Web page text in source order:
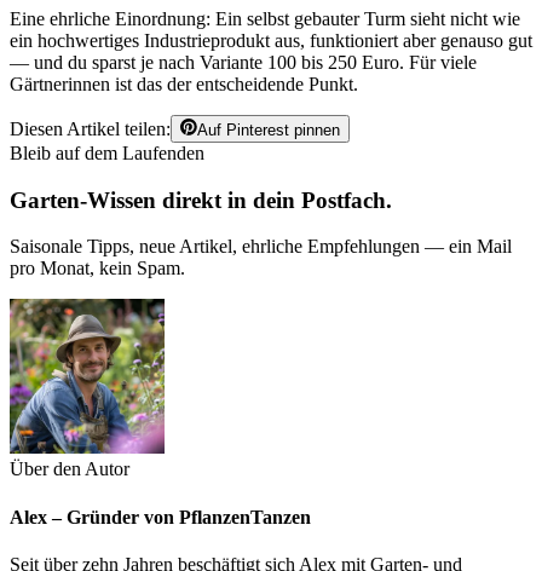
Eine ehrliche Einordnung: Ein selbst gebauter Turm sieht nicht wie
ein hochwertiges Industrieprodukt aus, funktioniert aber genauso gut
— und du sparst je nach Variante 100 bis 250 Euro. Für viele
Gärtnerinnen ist das der entscheidende Punkt.
Diesen Artikel teilen: Auf Pinterest pinnen
Bleib auf dem Laufenden
Garten-Wissen direkt in dein Postfach.
Saisonale Tipps, neue Artikel, ehrliche Empfehlungen — ein Mail
pro Monat, kein Spam.
Über den Autor
Alex – Gründer von PflanzenTanzen
Seit über zehn Jahren beschäftigt sich Alex mit Garten- und